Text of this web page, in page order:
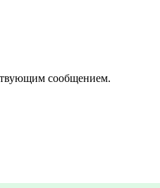
сообщением.